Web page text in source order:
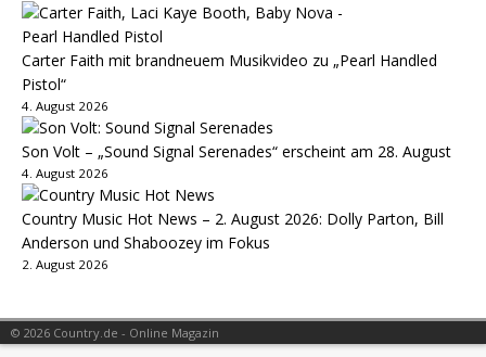
Carter Faith mit brandneuem Musikvideo zu „Pearl Handled
Pistol“
4. August 2026
Son Volt – „Sound Signal Serenades“ erscheint am 28. August
4. August 2026
Country Music Hot News – 2. August 2026: Dolly Parton, Bill
Anderson und Shaboozey im Fokus
2. August 2026
© 2026 Country.de - Online Magazin